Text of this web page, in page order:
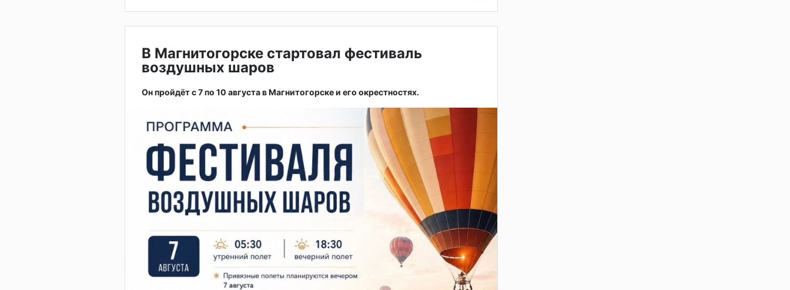
В Магнитогорске стартовал фестиваль
воздушных шаров
Он пройдёт с 7 по 10 августа в Магнитогорске и его окрестностях.